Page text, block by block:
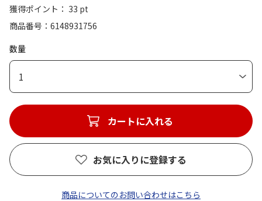
獲得ポイント： 33 pt
商品番号
6148931756
数量
1
カートに入れる
お気に入りに登録する
商品についてのお問い合わせはこちら